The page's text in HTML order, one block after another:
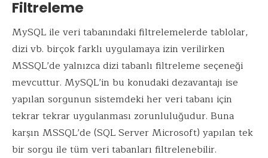
Filtreleme
MySQL ile veri tabanındaki filtrelemelerde tablolar,
dizi vb. birçok farklı uygulamaya izin verilirken
MSSQL’de yalnızca dizi tabanlı filtreleme seçeneği
mevcuttur. MySQL’in bu konudaki dezavantajı ise
yapılan sorgunun sistemdeki her veri tabanı için
tekrar tekrar uygulanması zorunluluğudur. Buna
karşın MSSQL’de (SQL Server Microsoft) yapılan tek
bir sorgu ile tüm veri tabanları filtrelenebilir.